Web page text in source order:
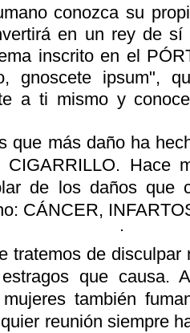
conozca su
en un rey de
inscrito en el
gnoscete ipsum",
a ti mismo y
que más daño ha
CIGARRILLO. Hace
de los daños que
CÁNCER,
tratemos de
que causa.
también
reunión siempre